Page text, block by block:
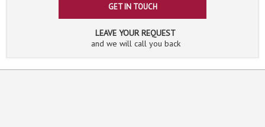
GET IN TOUCH
LEAVE YOUR REQUEST
and we will call you back